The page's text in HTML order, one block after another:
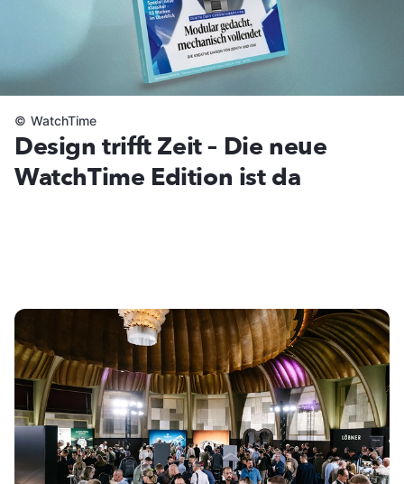
Design trifft Zeit – Die neue
WatchTime Edition ist da
© WatchTime